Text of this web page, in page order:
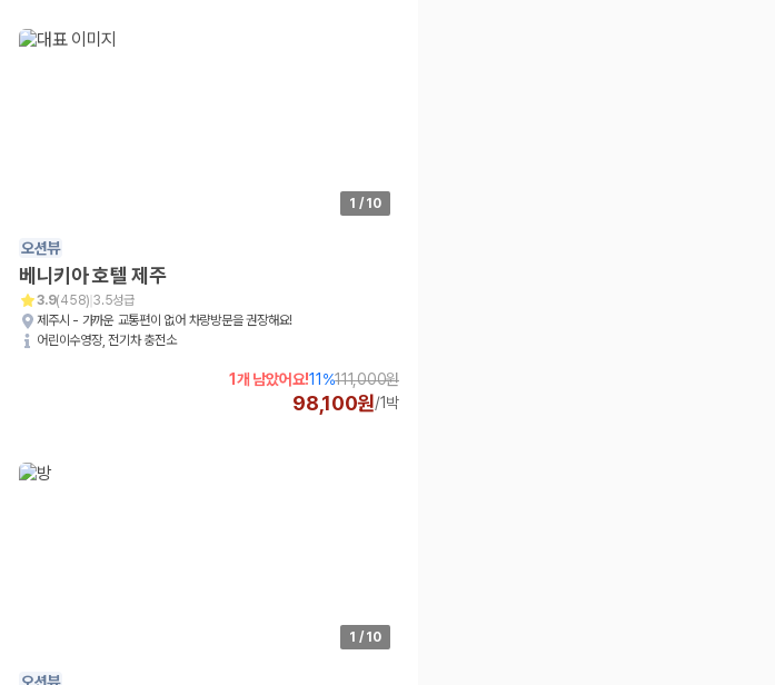
경차, 소형, 준중형, 중형, SUV, 승합차 등 여행 인원에 맞는 차종별 가격을 비교합니다.
일반자차, 완전자차, 슈퍼자차의 면책금과 보상 한도를 비교합니다.
실시간 예약:
제주렌트카 실시간 가격비교 바로가기
제주 렌트카를 찾을 때 꼭 비교해야 하는 기준
1. 단순 최저가가 아니라 실제 결제 조건을 비교하세요
2. 보험 조건은 가격만큼 중요합니다
1 / 10
오션뷰
베니키아 호텔 제주
3.9(458) 3.5성급
제주시 - 가까운 교통편이 없어 차량방문을 권장해요!
어린이수영장, 전기차 충전소
1개 남았어요!11 %111,000원
98,100원/1박
1 / 10